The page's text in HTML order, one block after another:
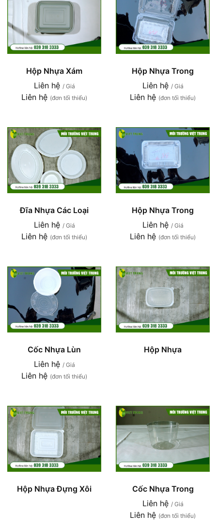
Hộp Nhựa Xám
Liên hệ / Giá
Liên hệ (đơn tối thiểu)
Hộp Nhựa Trong
Liên hệ / Giá
Liên hệ (đơn tối thiểu)
Đĩa Nhựa Các Loại
Liên hệ / Giá
Liên hệ (đơn tối thiểu)
Hộp Nhựa Trong
Liên hệ / Giá
Liên hệ (đơn tối thiểu)
Cốc Nhựa Lùn
Liên hệ / Giá
Liên hệ (đơn tối thiểu)
Hộp Nhựa
Hộp Nhựa Đựng Xôi
Cốc Nhựa Trong
Liên hệ / Giá
Liên hệ (đơn tối thiểu)